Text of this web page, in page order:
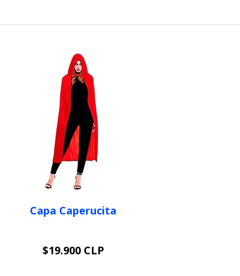
Capa Caperucita
VER OPCIONES
$19.900 CLP